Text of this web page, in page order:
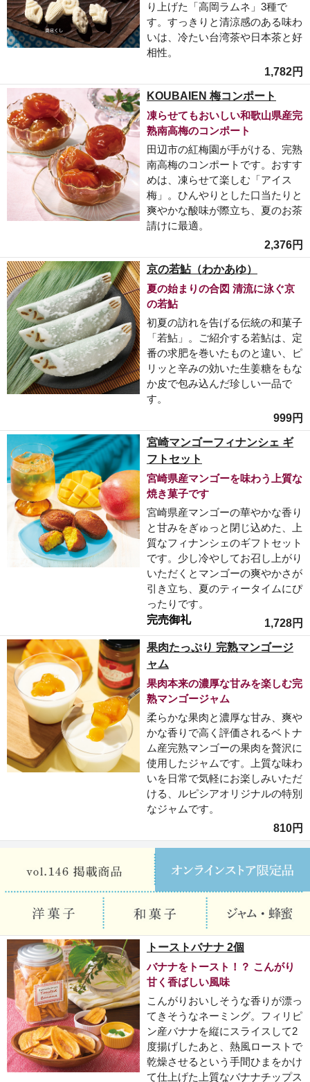
り上げた「高岡ラムネ」3種で
す。すっきりと清涼感のある味わ
いは、冷たい台湾茶や日本茶と好
相性。
1,782円
KOUBAIEN 梅コンポート
凍らせてもおいしい和歌山県産完
熟南高梅のコンポート
田辺市の紅梅園が手がける、完熟
南高梅のコンポートです。おすす
めは、凍らせて楽しむ「アイス
梅」。ひんやりとした口当たりと
爽やかな酸味が際立ち、夏のお茶
請けに最適。
2,376円
京の若鮎（わかあゆ）
夏の始まりの合図 清流に泳ぐ京
の若鮎
初夏の訪れを告げる伝統の和菓子
「若鮎」。ご紹介する若鮎は、定
番の求肥を巻いたものと違い、ピ
リッと辛みの効いた生姜糖をもな
か皮で包み込んだ珍しい一品で
す。
999円
宮崎マンゴーフィナンシェ ギ
フトセット
宮崎県産マンゴーを味わう上質な
焼き菓子です
宮崎県産マンゴーの華やかな香り
と甘みをぎゅっと閉じ込めた、上
質なフィナンシェのギフトセット
です。少し冷やしてお召し上がり
いただくとマンゴーの爽やかさが
引き立ち、夏のティータイムにぴ
ったりです。
完売御礼
1,728円
果肉たっぷり 完熟マンゴージ
ャム
果肉本来の濃厚な甘みを楽しむ完
熟マンゴージャム
柔らかな果肉と濃厚な甘み、爽や
かな香りで高く評価されるベトナ
ム産完熟マンゴーの果肉を贅沢に
使用したジャムです。上質な味わ
いを日常で気軽にお楽しみいただ
ける、ルピシアオリジナルの特別
なジャムです。
810円
トーストバナナ 2個
バナナをトースト！？ こんがり
甘く香ばしい風味
こんがりおいしそうな香りが漂っ
てきそうなネーミング。フィリピ
ン産バナナを縦にスライスして2
度揚げしたあと、熱風ローストで
乾燥させるという手間ひまをかけ
て仕上げた上質なバナナチップス